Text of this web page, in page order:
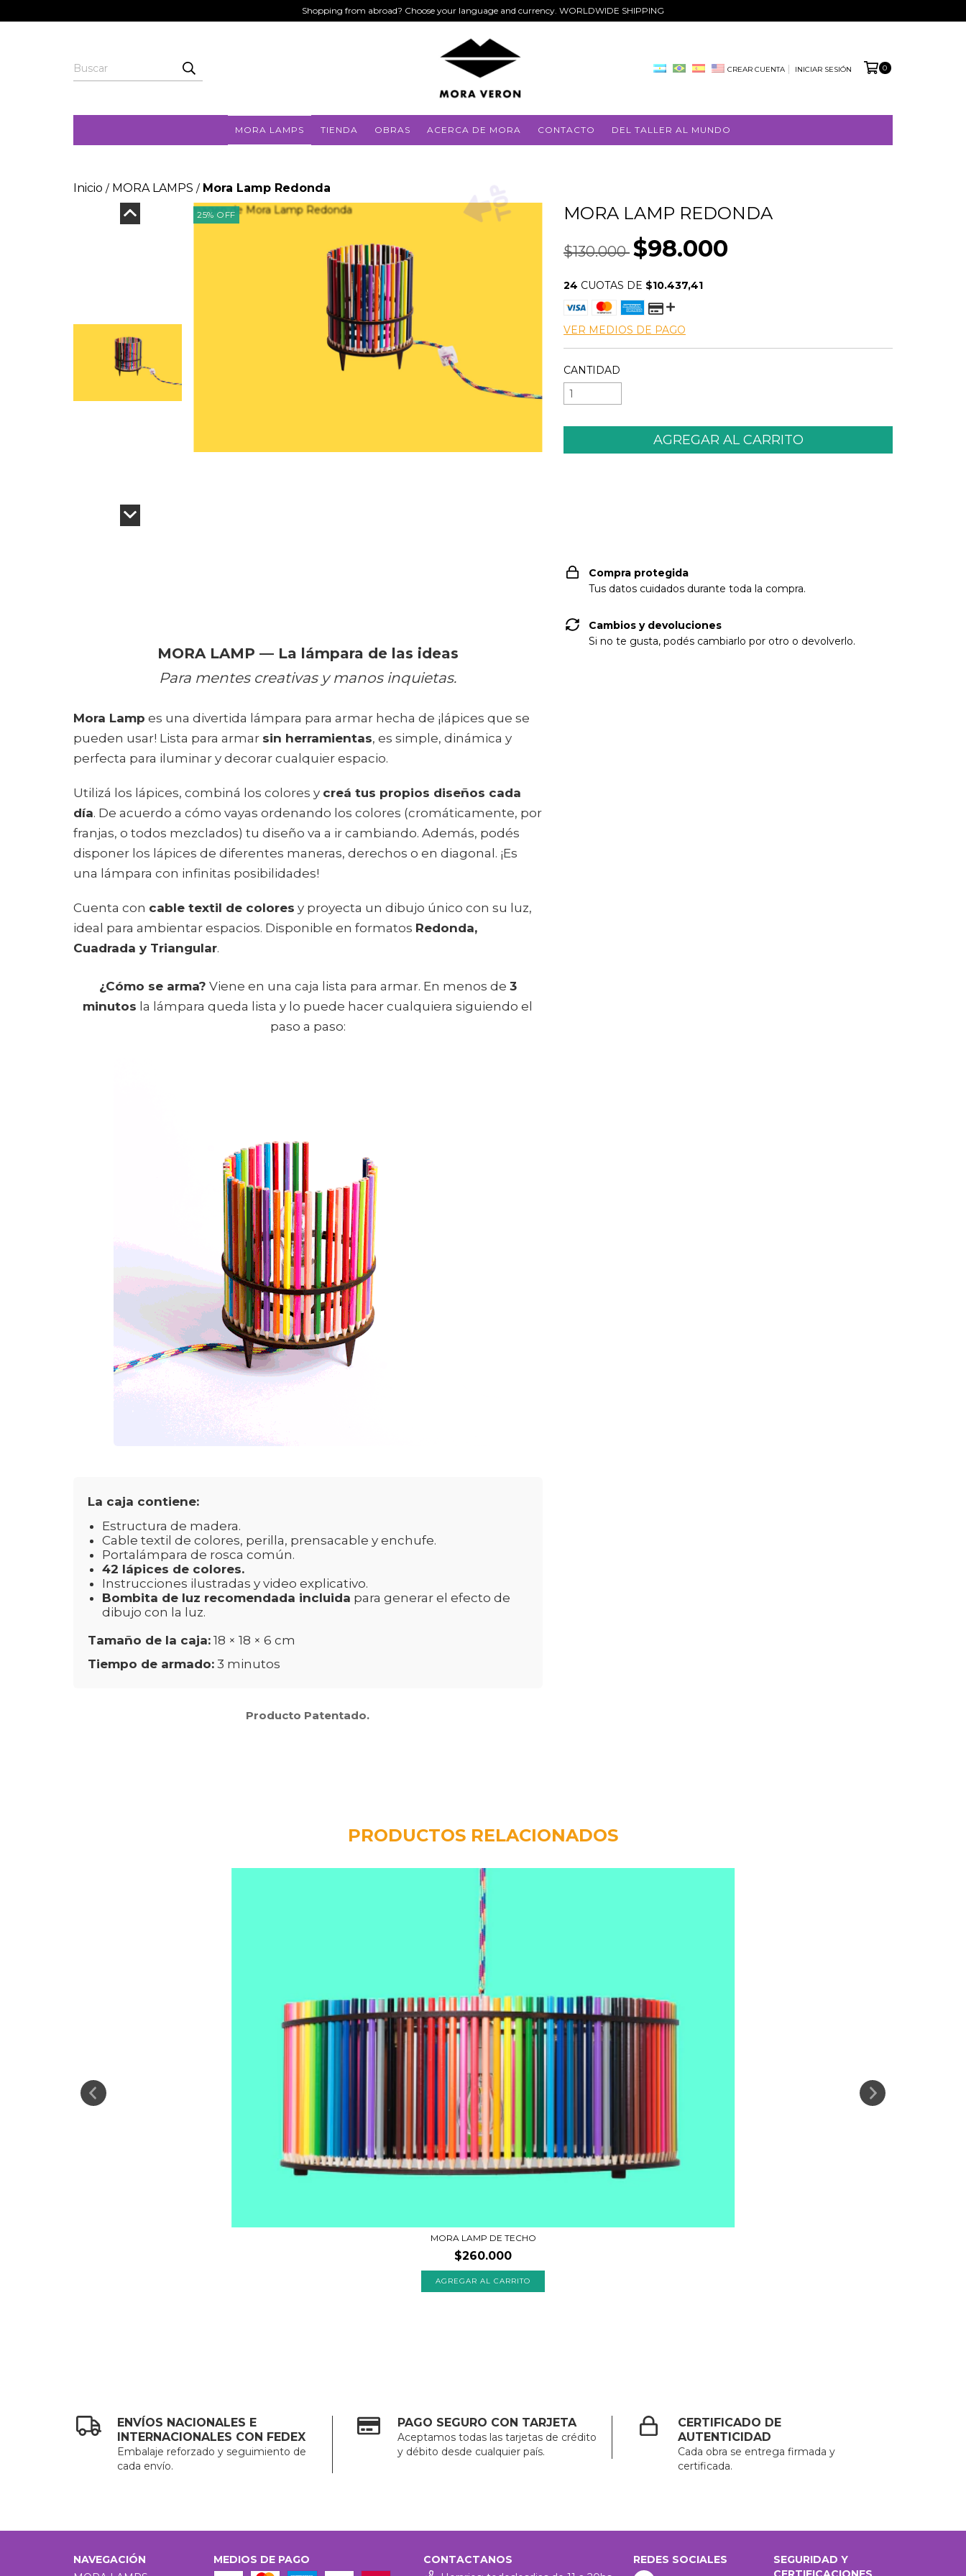
Shopping from abroad? Choose your language and currency. WORLDWIDE SHIPPING
CREAR CUENTA INICIAR SESIÓN 0
MORA LAMPS TIENDA OBRAS ACERCA DE MORA CONTACTO DEL TALLER AL MUNDO
Inicio / MORA LAMPS / Mora Lamp Redonda
25% OFF
MORA LAMP — La lámpara de las ideas
Para mentes creativas y manos inquietas.
Mora Lamp es una divertida lámpara para armar hecha de ¡lápices que se
pueden usar! Lista para armar sin herramientas, es simple, dinámica y
perfecta para iluminar y decorar cualquier espacio.
Utilizá los lápices, combiná los colores y creá tus propios diseños cada
día. De acuerdo a cómo vayas ordenando los colores (cromáticamente, por
franjas, o todos mezclados) tu diseño va a ir cambiando. Además, podés
disponer los lápices de diferentes maneras, derechos o en diagonal. ¡Es
una lámpara con infinitas posibilidades!
Cuenta con cable textil de colores y proyecta un dibujo único con su luz,
ideal para ambientar espacios. Disponible en formatos Redonda,
Cuadrada y Triangular.
¿Cómo se arma? Viene en una caja lista para armar. En menos de 3
minutos la lámpara queda lista y lo puede hacer cualquiera siguiendo el
paso a paso:
La caja contiene:
Estructura de madera.
Cable textil de colores, perilla, prensacable y enchufe.
Portalámpara de rosca común.
42 lápices de colores.
Instrucciones ilustradas y video explicativo.
Bombita de luz recomendada incluida para generar el efecto de
dibujo con la luz.
Tamaño de la caja: 18 × 18 × 6 cm
Tiempo de armado: 3 minutos
Producto Patentado.
MORA LAMP REDONDA
$130.000 $98.000
24 CUOTAS DE $10.437,41
VER MEDIOS DE PAGO
CANTIDAD
Compra protegida
Tus datos cuidados durante toda la compra.
Cambios y devoluciones
Si no te gusta, podés cambiarlo por otro o devolverlo.
PRODUCTOS RELACIONADOS
MORA LAMP DE TECHO
$260.000
ENVÍOS NACIONALES E
INTERNACIONALES CON FEDEX
Embalaje reforzado y seguimiento de
cada envío.
PAGO SEGURO CON TARJETA
Aceptamos todas las tarjetas de crédito
y débito desde cualquier país.
CERTIFICADO DE
AUTENTICIDAD
Cada obra se entrega firmada y
certificada.
NAVEGACIÓN
MEDIOS DE PAGO
CONTACTANOS
REDES SOCIALES
SEGURIDAD Y